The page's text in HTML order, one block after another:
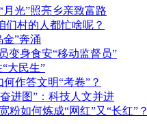
光”照亮乡亲致富路
们村的人都忙啥呢？
”奔涌
变身食安“移动监督员”
大民生”
作答文明“考卷”？
进图”：科技人文并进
粉如何炼成“网红”又“长红”？